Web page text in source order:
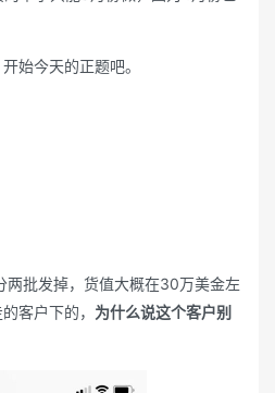
始今天的正题吧。
批发掉，货值大概在30万美金左
客户下的， 为什么说这个客户别